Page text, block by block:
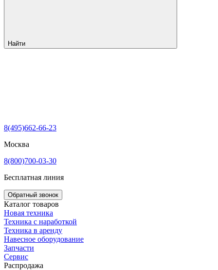
Найти
8(495)662-66-23
Москва
8(800)700-03-30
Бесплатная линия
Обратный звонок
Каталог товаров
Новая техника
Техника с наработкой
Техника в аренду
Навесное оборудование
Запчасти
Сервис
Распродажа